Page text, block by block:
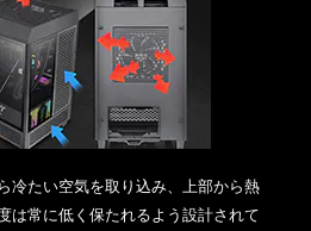
冷たい空気を取り込み、上部から熱
は常に低く保たれるよう設計されて